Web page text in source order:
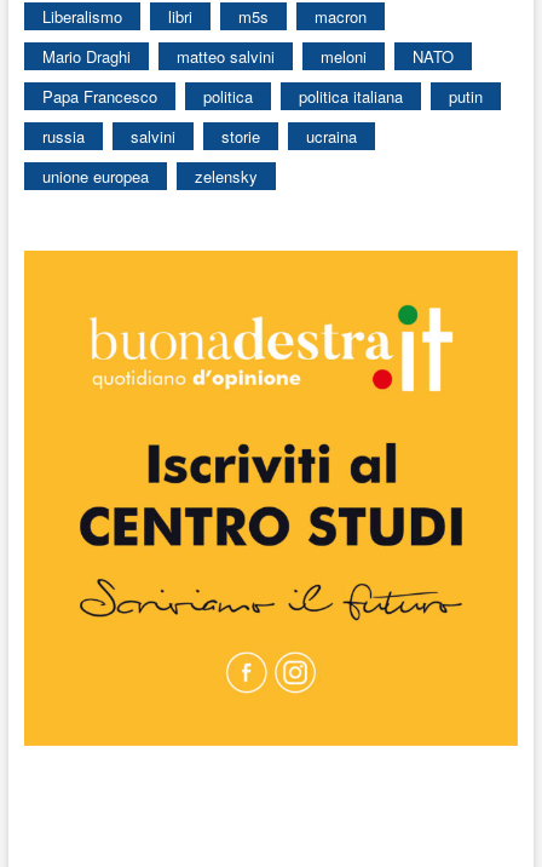
Liberalismo
libri m5s
macron
Mario Draghi
matteo salvini meloni
NATO
Papa Francesco
politica politica italiana
putin
russia
salvini storie
ucraina
unione europea
zelensky